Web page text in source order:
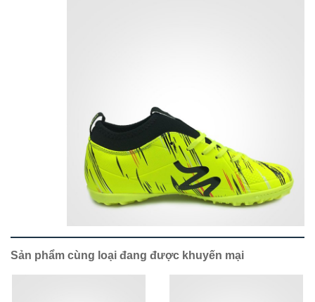
Sản phẩm cùng loại đang được khuyến mại